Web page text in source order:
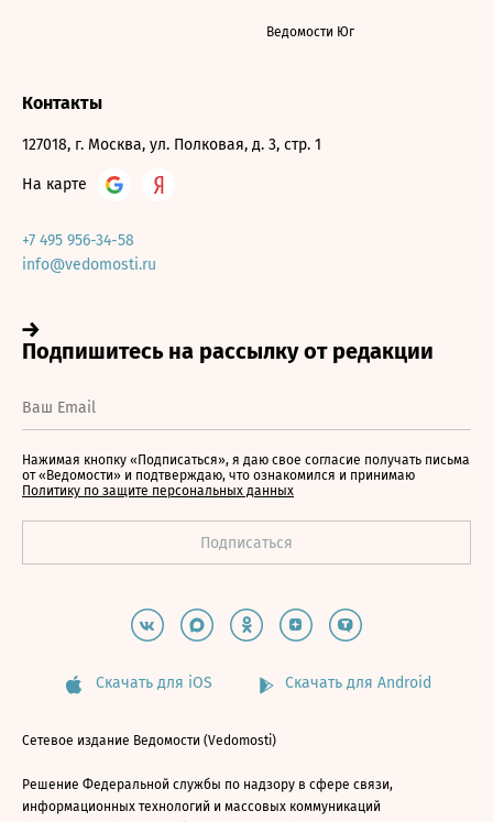
Ведомости Юг
Контакты
127018, г. Москва, ул. Полковая, д. 3, стр. 1
На карте
+7 495 956-34-58
info@vedomosti.ru
Нажимая кнопку «Подписаться», я даю свое согласие получать письма
от «Ведомости» и подтверждаю, что ознакомился и принимаю
Политику по защите персональных данных
Скачать для iOS Скачать для Android
Сетевое издание Ведомости (Vedomosti)
Решение Федеральной службы по надзору в сфере связи,
информационных технологий и массовых коммуникаций